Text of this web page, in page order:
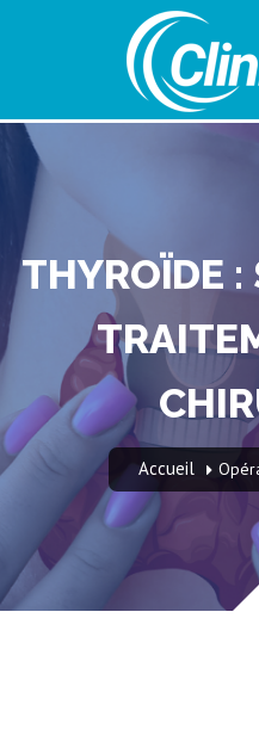
THYROÏDE :
Accueil